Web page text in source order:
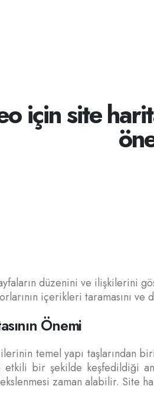
için site
düzenini ve ilişkilerini
içerikleri taramasını
Önemi
temel yapı taşlarından
etkili bir şekilde keşfedildiği
zaman alabilir. Site